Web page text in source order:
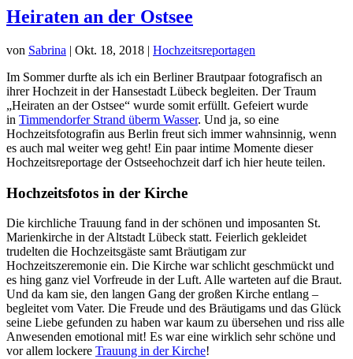
Heiraten an der Ostsee
von Sabrina | Okt. 18, 2018 | Hochzeitsreportagen
Im Sommer durfte als ich ein Berliner Brautpaar fotografisch an
ihrer Hochzeit in der Hansestadt Lübeck begleiten. Der Traum
„Heiraten an der Ostsee“ wurde somit erfüllt. Gefeiert wurde
in Timmendorfer Strand überm Wasser. Und ja, so eine
Hochzeitsfotografin aus Berlin freut sich immer wahnsinnig, wenn
es auch mal weiter weg geht! Ein paar intime Momente dieser
Hochzeitsreportage der Ostseehochzeit darf ich hier heute teilen.
Hochzeitsfotos in der Kirche
Die kirchliche Trauung fand in der schönen und imposanten St.
Marienkirche in der Altstadt Lübeck statt. Feierlich gekleidet
trudelten die Hochzeitsgäste samt Bräutigam zur
Hochzeitszeremonie ein. Die Kirche war schlicht geschmückt und
es hing ganz viel Vorfreude in der Luft. Alle warteten auf die Braut.
Und da kam sie, den langen Gang der großen Kirche entlang –
begleitet vom Vater. Die Freude und des Bräutigams und das Glück
seine Liebe gefunden zu haben war kaum zu übersehen und riss alle
Anwesenden emotional mit! Es war eine wirklich sehr schöne und
vor allem lockere Trauung in der Kirche!